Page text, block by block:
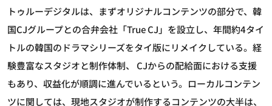
トゥルーデジタルは、まずオリジナルコンテンツの部分で、韓
国CJグループとの合弁会社「True CJ」を設立し、年間約4タイ
トルの韓国のドラマシリーズをタイ版にリメイクしている。経
験豊富なスタジオと制作体制、 CJからの配給面における支援
もあり、収益化が順調に進んでいるという。ローカルコンテン
ツに関しては、現地スタジオが制作するコンテンツの大半は、